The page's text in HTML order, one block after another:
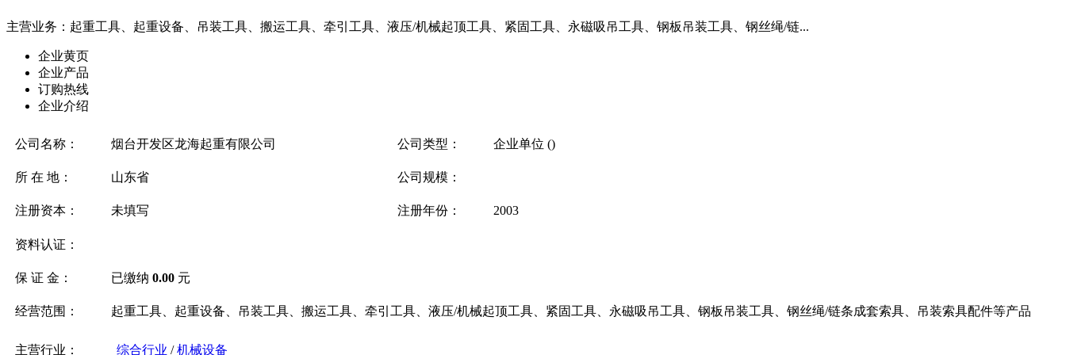
主营业务：起重工具、起重设备、吊装工具、搬运工具、牵引工具、液压/机械起顶工具、紧固工具、永磁吸吊工具、钢板吊装工具、钢丝绳/链...
企业黄页
企业产品
订购热线
企业介绍
公司名称： 烟台开发区龙海起重有限公司 公司类型： 企业单位 ()
所 在 地： 山东省 公司规模：
注册资本： 未填写 注册年份： 2003
资料认证：
保 证 金： 已缴纳 0.00 元
经营范围： 起重工具、起重设备、吊装工具、搬运工具、牵引工具、液压/机械起顶工具、紧固工具、永磁吸吊工具、钢板吊装工具、钢丝绳/链条成套索具、吊装索具配件等产品
主营行业： 综合行业 /机械设备